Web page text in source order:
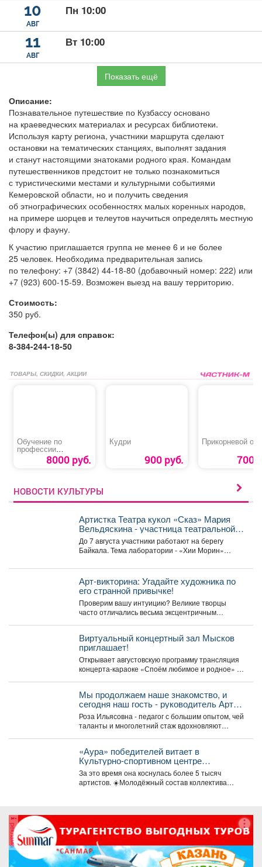
10
АВГ
Пн 10:00
11
АВГ
Вт 10:00
Показать ещё
Описание:
Познавательное путешествие по Кузбассу основано
на краеведческих материалах и ресурсах библиотеки.
Используя карту региона, участники маршрута сделают
остановки на тематических станциях, выполнят задания
и станут настоящими знатоками родного края. Командам
путешественников предстоит не только познакомиться
с туристическими местами и культурными событиями
Кемеровской области, но и получить сведения
об этнографических особенностях малых коренных народов,
на примере шорцев и телеутов научиться определять местную
флору и фауну.
К участию приглашается группа не менее 6 и не более
25 человек. Необходима предварительная запись
по телефону: +7 (3842) 44-18-80 (добавочный номер: 222) или
+7 (923) 600-15-59. Возможен выезд на вашу территорию.
Стоимость:
350 руб.
Телефон(ы) для справок:
8-384-244-18-50
ТОВАРЫ, СКИДКИ, АКЦИИ
Обучение по
профессии
«Машинист
автовышки и8000 руб.
Кудри
900 руб.
Прикорневой
700
НОВОСТИ КУЛЬТУРЫ
Артистка Театра кукол «Сказ» Мария
Вельдяскина - участница театральной
лаборатории «Хии Морин: поэзия
стихий» на Байкале.
До 7 августа участники работают на берегу
Байкала. Тема лаборатории - «Хии Морин»
Арт-викторина: Угадайте художника по
его странной привычке!
Проверим вашу интуицию? Великие творцы
часто отличались весьма эксцентричным
Виртуальный концертный зал Мысков
приглашает!
Открывает августовскую программу трансляция
концерта-караоке «Споём любимое и родное» -
Мы продолжаем наше знакомство, и
сегодня наш гость - руководитель Арт-
студии «Просто интересно» - Некрасова
Роза Ильясовна.
Роза Ильясовна - педагог с большим опытом, чей
таланты и многолетний стаж вдохновляют
«Аура» победителей витает в
Культурно-спортивном центре
металлургов ЕВРАЗа уже больше 30
лет.
За это время она коснулась более 5 тысяч
артистов. ☀️Молодёжный состав коллектива
реклама